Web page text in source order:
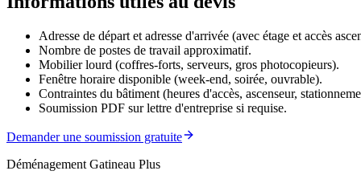
Adresse de départ et adresse d'arrivée (avec étage et accès
Nombre de postes de travail approximatif.
Mobilier lourd (coffres-forts, serveurs, gros photocopieurs).
Fenêtre horaire disponible (week-end, soirée, ouvrable).
Contraintes du bâtiment (heures d'accès, ascenseur,
Soumission PDF sur lettre d'entreprise si requise.
Demander une soumission gratuite
Déménagement Gatineau Plus